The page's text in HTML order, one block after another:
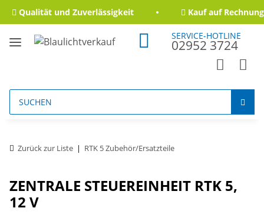
Qualität und Zuverlässigkeit Kauf auf Rechnung
SERVICE-HOTLINE
02952 3724
Zurück zur Liste RTK 5 Zubehör/Ersatzteile
ZENTRALE STEUEREINHEIT RTK 5,
12 V